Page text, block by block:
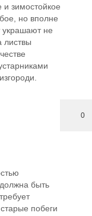
0
зимостойкое
но вполне
украшают не
листвы
быть
побеги